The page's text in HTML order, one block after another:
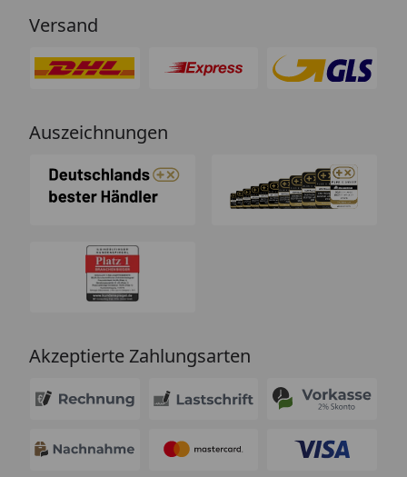
Versand
Auszeichnungen
Akzeptierte Zahlungsarten